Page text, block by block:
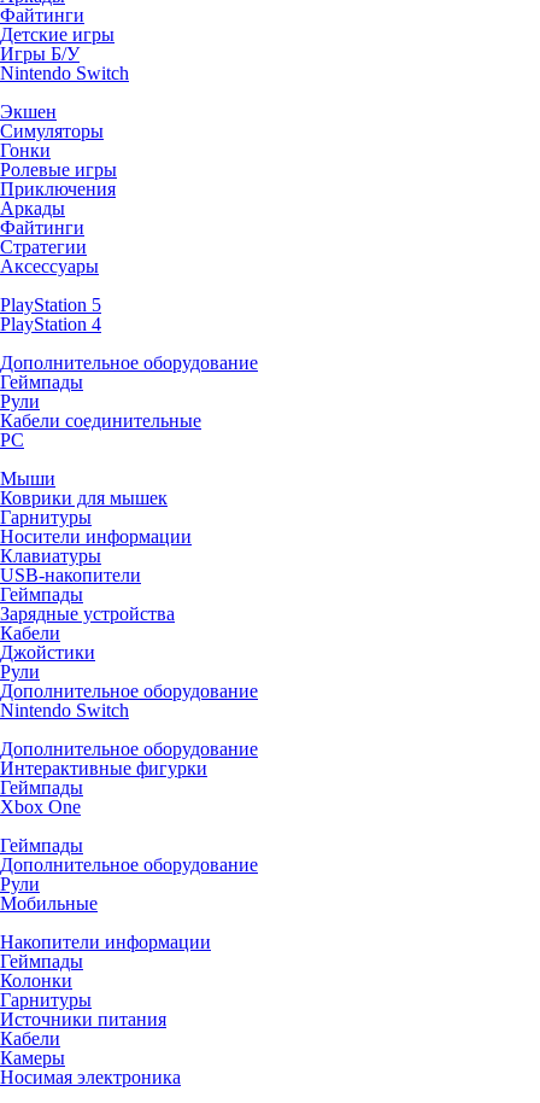
Файтинги
Детские игры
Игры Б/У
Nintendo Switch
Экшен
Симуляторы
Гонки
Ролевые игры
Приключения
Аркады
Файтинги
Стратегии
Аксессуары
PlayStation 5
PlayStation 4
Дополнительное оборудование
Геймпады
Рули
Кабели соединительные
PC
Мыши
Коврики для мышек
Гарнитуры
Носители информации
Клавиатуры
USB-накопители
Геймпады
Зарядные устройства
Кабели
Джойстики
Рули
Дополнительное оборудование
Nintendo Switch
Дополнительное оборудование
Интерактивные фигурки
Геймпады
Xbox One
Геймпады
Дополнительное оборудование
Рули
Мобильные
Накопители информации
Геймпады
Колонки
Гарнитуры
Источники питания
Кабели
Камеры
Носимая электроника